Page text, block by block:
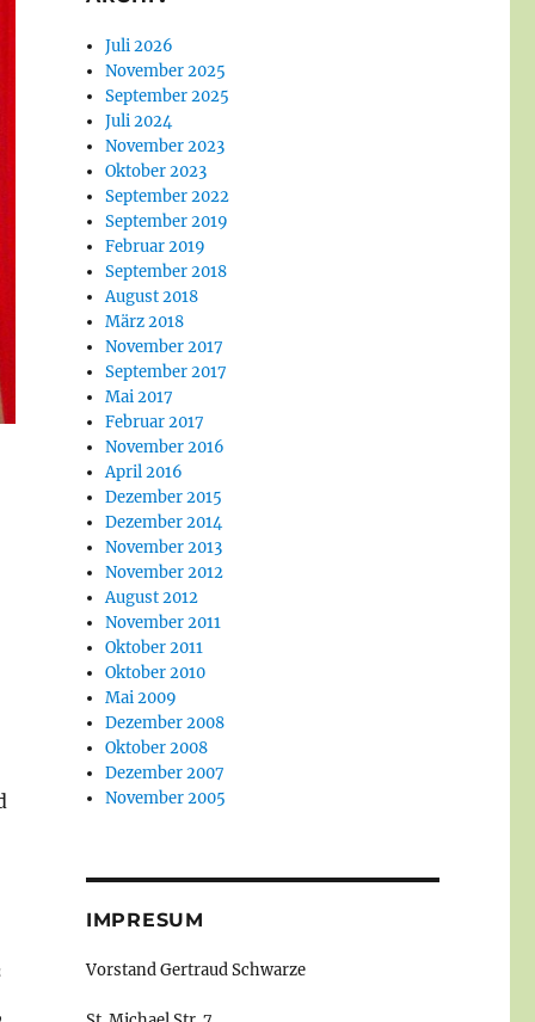
Juli 2026
November 2025
September 2025
Juli 2024
November 2023
Oktober 2023
September 2022
September 2019
Februar 2019
September 2018
August 2018
März 2018
November 2017
September 2017
Mai 2017
Februar 2017
November 2016
April 2016
Dezember 2015
Dezember 2014
November 2013
November 2012
August 2012
November 2011
Oktober 2011
Oktober 2010
Mai 2009
Dezember 2008
Oktober 2008
Dezember 2007
November 2005
IMPRESUM
Vorstand Gertraud Schwarze